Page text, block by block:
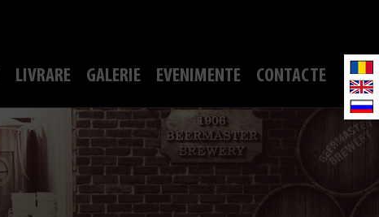
LIVRARE GALERIE EVENIMENTE CONTACTE